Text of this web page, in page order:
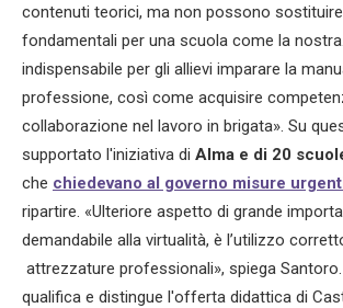
contenuti teorici, ma non possono
fondamentali per una scuola come la
indispensabile per gli allievi imparare la
professione, così come acquisire
collaborazione nel lavoro in brigata». Su
supportato l'iniziativa di Alma e di 20
che chiedevano al governo misure
ripartire. «Ulteriore aspetto di grande
demandabile alla virtualità, è l’utilizzo
attrezzature professionali», spiega
qualifica e distingue l'offerta didattica di